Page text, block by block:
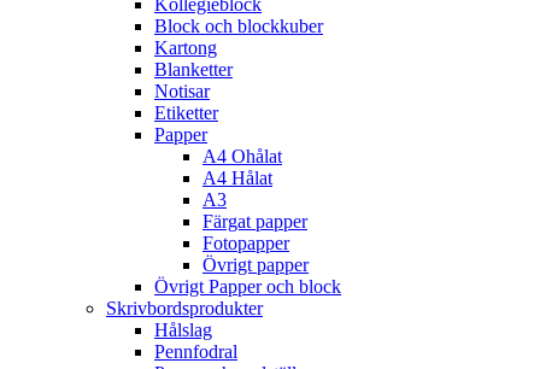
Kollegieblock
Block och blockkuber
Kartong
Blanketter
Notisar
Etiketter
Papper
A4 Ohålat
A4 Hålat
A3
Färgat papper
Fotopapper
Övrigt papper
Övrigt Papper och block
Skrivbordsprodukter
Hålslag
Pennfodral